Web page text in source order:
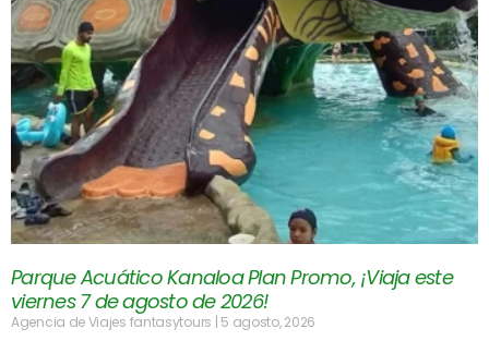
Parque Acuático Kanaloa Plan Promo, ¡Viaja este
viernes 7 de agosto de 2026!
Agencia de Viajes fantasytours 5 agosto, 2026